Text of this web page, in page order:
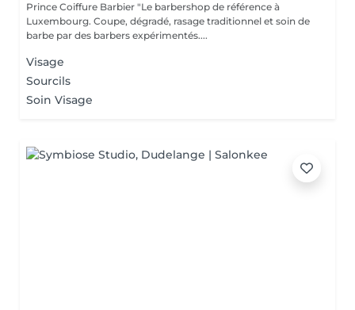
Prince Coiffure Barbier "Le barbershop de référence à
Luxembourg. Coupe, dégradé, rasage traditionnel et soin de
barbe par des barbers expérimentés....
Visage
Sourcils
Soin Visage